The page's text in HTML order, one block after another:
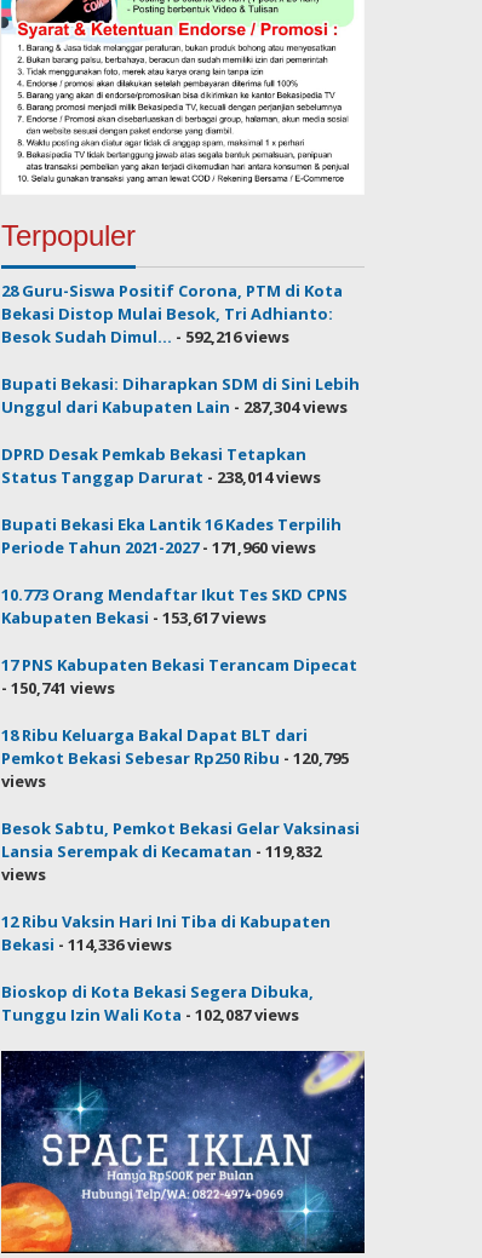
Terpopuler
28 Guru-Siswa Positif Corona, PTM di Kota
Bekasi Distop Mulai Besok, Tri Adhianto:
Besok Sudah Dimul... - 592,216 views
Bupati Bekasi: Diharapkan SDM di Sini Lebih
Unggul dari Kabupaten Lain - 287,304 views
DPRD Desak Pemkab Bekasi Tetapkan
Status Tanggap Darurat - 238,014 views
Bupati Bekasi Eka Lantik 16 Kades Terpilih
Periode Tahun 2021-2027- 171,960 views
10.773 Orang Mendaftar Ikut Tes SKD CPNS
Kabupaten Bekasi - 153,617 views
17 PNS Kabupaten Bekasi Terancam Dipecat
- 150,741 views
18 Ribu Keluarga Bakal Dapat BLT dari
Pemkot Bekasi Sebesar Rp250 Ribu - 120,795
views
Besok Sabtu, Pemkot Bekasi Gelar Vaksinasi
Lansia Serempak di Kecamatan - 119,832
views
12 Ribu Vaksin Hari Ini Tiba di Kabupaten
Bekasi - 114,336 views
Bioskop di Kota Bekasi Segera Dibuka,
Tunggu Izin Wali Kota - 102,087 views